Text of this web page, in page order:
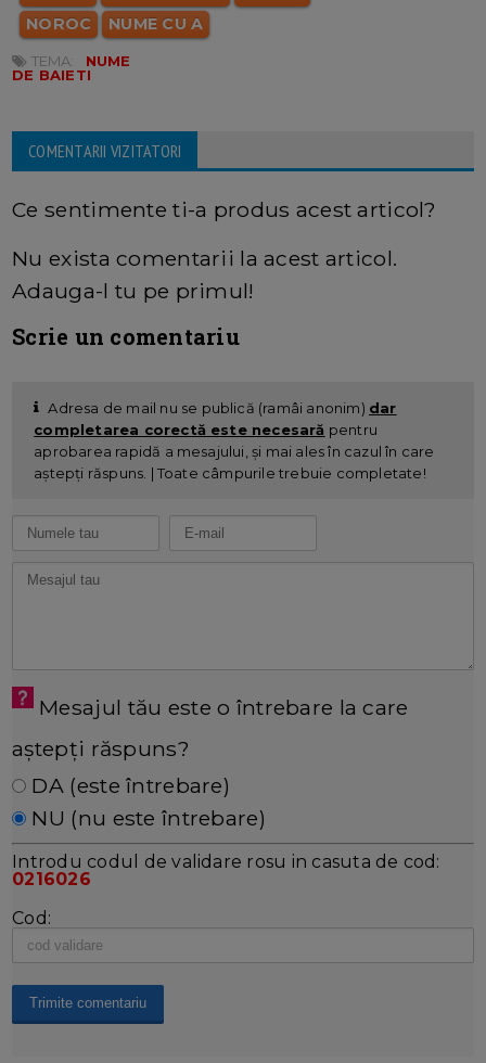
NOROC
NUME CU A
TEMA:
NUME
DE BAIETI
COMENTARII VIZITATORI
Ce sentimente ti-a produs acest articol?
Nu exista comentarii la acest articol.
Adauga-l tu pe primul!
Scrie un comentariu
Adresa de mail nu se publică (ramâi anonim) dar
completarea corectă este necesară pentru
aprobarea rapidă a mesajului, și mai ales în cazul în care
aștepți răspuns. | Toate câmpurile trebuie completate!
Mesajul tău este o întrebare la care
aștepți răspuns?
DA (este întrebare)
NU (nu este întrebare)
Introdu codul de validare rosu in casuta de cod:
0216026
Cod: